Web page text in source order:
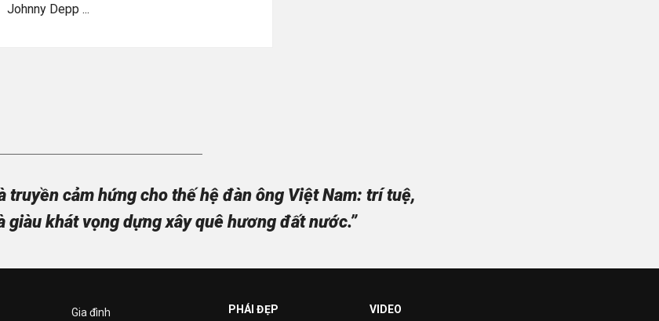
Johnny Depp ...
truyền cảm hứng cho thế hệ đàn ông Việt Nam: trí tuệ,
giàu khát vọng dựng xây quê hương đất nước.”
Gia đình
PHÁI ĐẸP VIDEO